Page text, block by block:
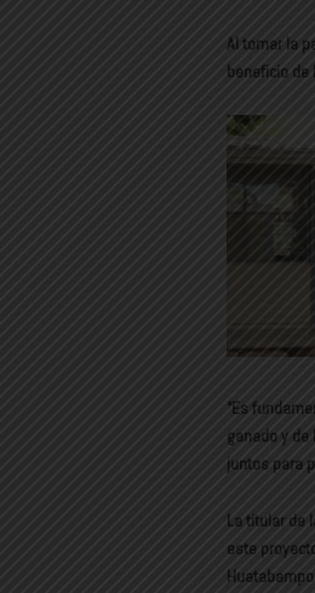
Al tomar la
beneficio de
“Es
ganado y
juntos para
La titular de
este